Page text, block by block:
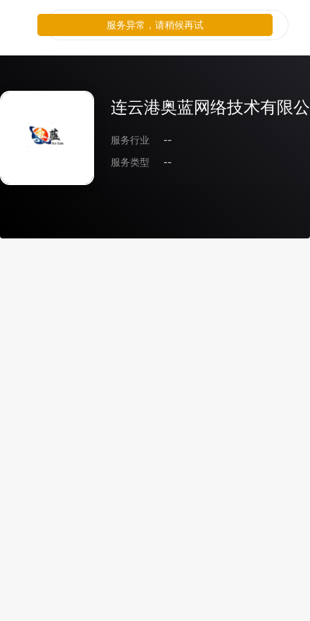
连云港奥蓝网络技术有限
服务行业
--
服务类型
--
服务异常，请稍候再试